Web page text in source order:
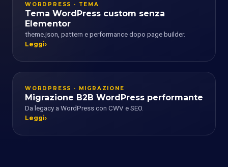
WORDPRESS · TEMA
Tema WordPress custom senza
Elementor
theme.json, pattern e performance dopo page builder.
Leggi
WORDPRESS · MIGRAZIONE
Migrazione B2B WordPress performante
Da legacy a WordPress con CWV e SEO.
Leggi